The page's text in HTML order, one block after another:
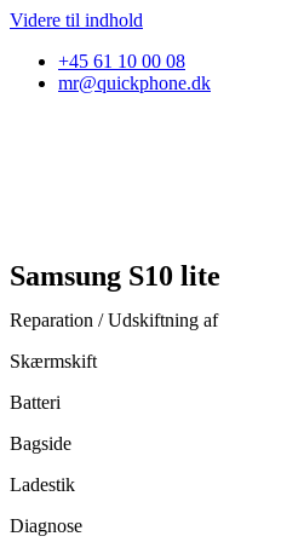
Videre til indhold
+45 61 10 00 08
mr@quickphone.dk
Samsung S10 lite
Reparation / Udskiftning af
Skærmskift
Batteri
Bagside
Ladestik
Diagnose